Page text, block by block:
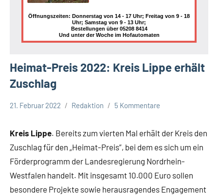
Öffnungszeiten: Donnerstag von 14 - 17 Uhr; Freitag von 9 - 18
Uhr; Samstag von 9 - 13 Uhr;
Bestellungen über 05208 8414
Und unter der Woche im Hofautomaten
Heimat-Preis 2022: Kreis Lippe erhält
Zuschlag
Lippische
Gesellschaft
21. Februar 2022 Redaktion 5 Kommentare
Kreis Lippe. Bereits zum vierten Mal erhält der Kreis den
Zuschlag für den „Heimat-Preis”, bei dem es sich um ein
Förderprogramm der Landesregierung Nordrhein-
Westfalen handelt. Mit insgesamt 10.000 Euro sollen
besondere Projekte sowie herausragendes Engagement